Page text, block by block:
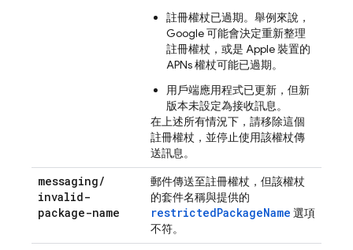
註冊權杖已過期。舉例來說，
Google 可能會決定重新整理
註冊權杖，或是 Apple 裝置的
APNs 權杖可能已過期。
用戶端應用程式已更新，但新
版本未設定為接收訊息。
在上述所有情況下，請移除這個
註冊權杖，並停止使用該權杖傳
送訊息。
messaging/
invalid-
package-name
郵件傳送至註冊權杖，但該權杖
的套件名稱與提供的
restrictedPackageName 選項
不符。